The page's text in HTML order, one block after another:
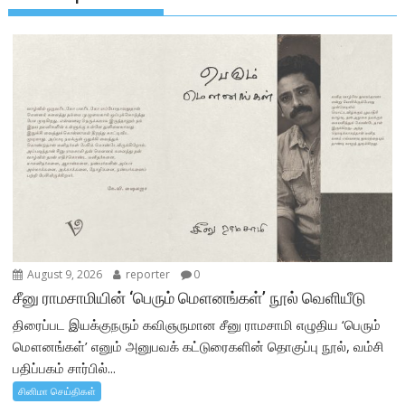
August 9, 2026 reporter 0
சீனு ராமசாமியின் ‘பெரும் மௌனங்கள்’ நூல் வெளியீடு
திரைப்பட இயக்குநரும் கவிஞருமான சீனு ராமசாமி எழுதிய ‘பெரும்
மௌனங்கள்’ எனும் அனுபவக் கட்டுரைகளின் தொகுப்பு நூல், வம்சி
பதிப்பகம் சார்பில்...
சினிமா செய்திகள்